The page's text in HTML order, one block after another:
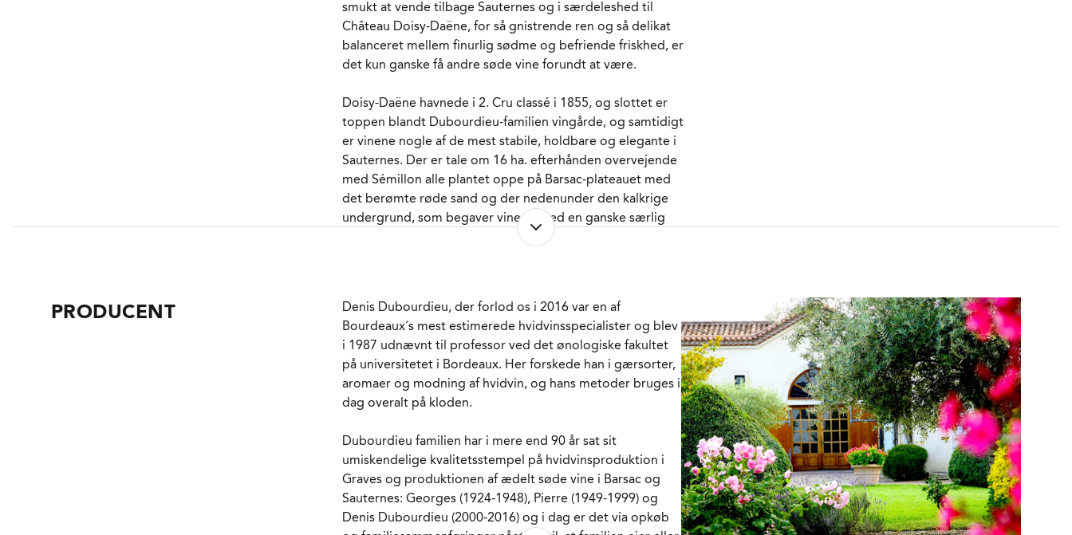
SYREINDHOLD
1,0 g/l
SVOVLINDHOLD
333 mg/l
FADLAGRET
Ja
i nye og brugte fade fulgt
af 9 måneder i stål.
FORVENTET HOLDBARHED
20-40 år fra høståret.
Måske længere.
SERVERINGS-TEMPERATUR
7 - 9°C
Flaske (37,5 cl)
VARENR.
226235
smukt at vende tilbage Sauternes og i særdeleshed til
Château Doisy-Daëne, for så gnistrende ren og så delikat
balanceret mellem finurlig sødme og befriende friskhed, er
det kun ganske få andre søde vine forundt at være.
Doisy-Daëne havnede i 2. Cru classé i 1855, og slottet er
toppen blandt Dubourdieu-familien vingårde, og samtidigt
er vinene nogle af de mest stabile, holdbare og elegante i
Sauternes. Der er tale om 16 ha. efterhånden overvejende
med Sémillon alle plantet oppe på Barsac-plateauet med
det berømte røde sand og der nedenunder den kalkrige
undergrund, som begaver vinene med en ganske særlig
hvoraf flere har deltaget i høsten på Château Doisy-Daëne i
mere end 30 år - går gennem vinmarkerne mellem 3 og 5
gange for at fange druerne netop på det tidspunkt, hvor
koncentrationen af det "ædle råd" er optimal.
Herefter ekstraheres den søde druemost gennem en
langsom presning, inden mosten fra de forskellige parceller
og høsttidspunkter forvandles til vin i små fade hvoraf 1/3
er nye hvert år. Efter 3 måneder sammenstikkes årets cuvée
og efter sammenlagt 12 måneder i fadene overføres vinen
til neutrale tanke, hvor den modner videre i yderligere 9
måneder frem mod aftapningen på flaske.
PRODUCENT
Denis Dubourdieu, der forlod os i 2016 var en af
Bourdeaux´s mest estimerede hvidvinsspecialister og blev
i 1987 udnævnt til professor ved det ønologiske fakultet
på universitetet i Bordeaux. Her forskede han i gærsorter,
aromaer og modning af hvidvin, og hans metoder bruges i
dag overalt på kloden.
Dubourdieu familien har i mere end 90 år sat sit
umiskendelige kvalitetsstempel på hvidvinsproduktion i
Graves og produktionen af ædelt søde vine i Barsac og
Sauternes: Georges (1924-1948), Pierre (1949-1999) og
Denis Dubourdieu (2000-2016) og i dag er det via opkøb